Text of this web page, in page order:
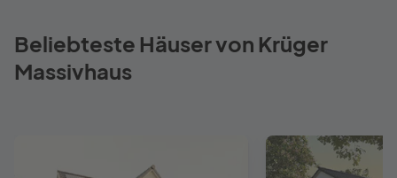
Beliebteste Häuser von Krüger
Massivhaus